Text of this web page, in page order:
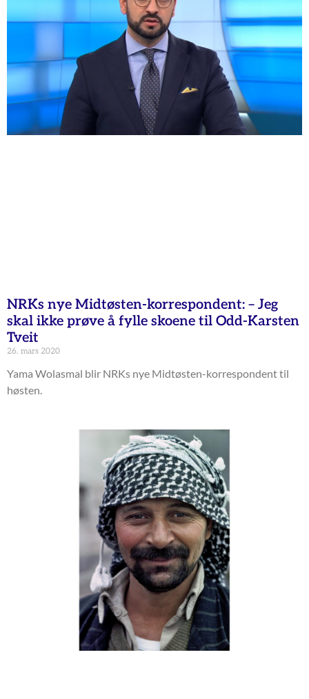
NRKs nye Midtøsten-korrespondent: – Jeg
skal ikke prøve å fylle skoene til Odd-Karsten
Tveit
26. mars 2020
Yama Wolasmal blir NRKs nye Midtøsten-korrespondent til
høsten.